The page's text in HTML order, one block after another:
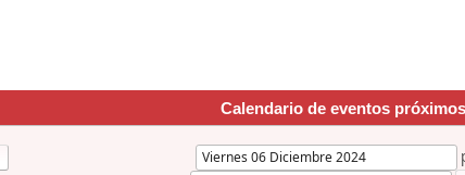
Calendario de eventos próximos